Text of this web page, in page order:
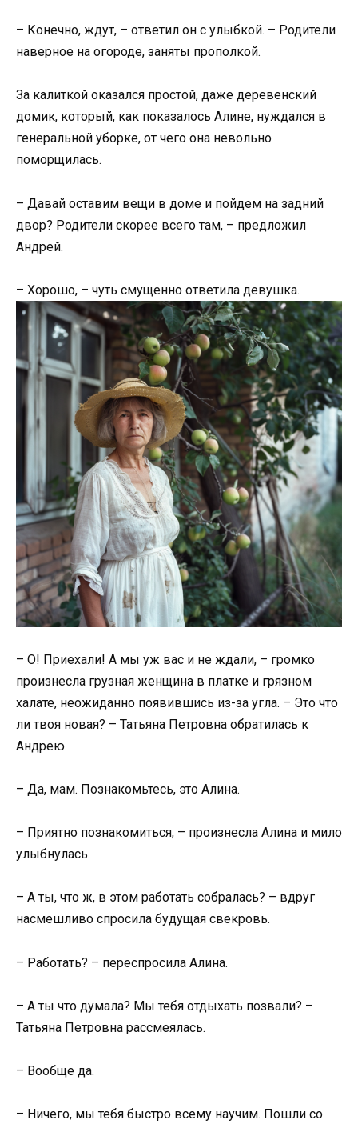
– Конечно, ждут, – ответил он с улыбкой. – Родители
наверное на огороде, заняты прополкой.
За калиткой оказался простой, даже деревенский
домик, который, как показалось Алине, нуждался в
генеральной уборке, от чего она невольно
поморщилась.
– Давай оставим вещи в доме и пойдем на задний
двор? Родители скорее всего там, – предложил
Андрей.
– Хорошо, – чуть смущенно ответила девушка.
– О! Приехали! А мы уж вас и не ждали, – громко
произнесла грузная женщина в платке и грязном
халате, неожиданно появившись из-за угла. – Это что
ли твоя новая? – Татьяна Петровна обратилась к
Андрею.
– Да, мам. Познакомьтесь, это Алина.
– Приятно познакомиться, – произнесла Алина и мило
улыбнулась.
– А ты, что ж, в этом работать собралась? – вдруг
насмешливо спросила будущая свекровь.
– Работать? – переспросила Алина.
– А ты что думала? Мы тебя отдыхать позвали? –
Татьяна Петровна рассмеялась.
– Вообще да.
– Ничего, мы тебя быстро всему научим. Пошли со